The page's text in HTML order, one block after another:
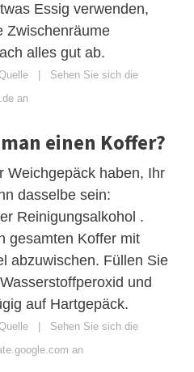
Essig verwenden,
Zwischenräume
alles gut ab.
Sehen Sie sich die
an
einen Koffer?
Weichgepäck haben, Ihr
dasselbe sein:
Reinigungsalkohol .
gesamten Koffer mit
abzuwischen. Füllen Sie
und
auf Hartgepäck.
Sehen Sie sich die
an